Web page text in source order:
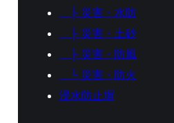
├ 災害・水防
├ 災害・土砂
├ 災害・防風
└ 災害・防火
浸水防止塀